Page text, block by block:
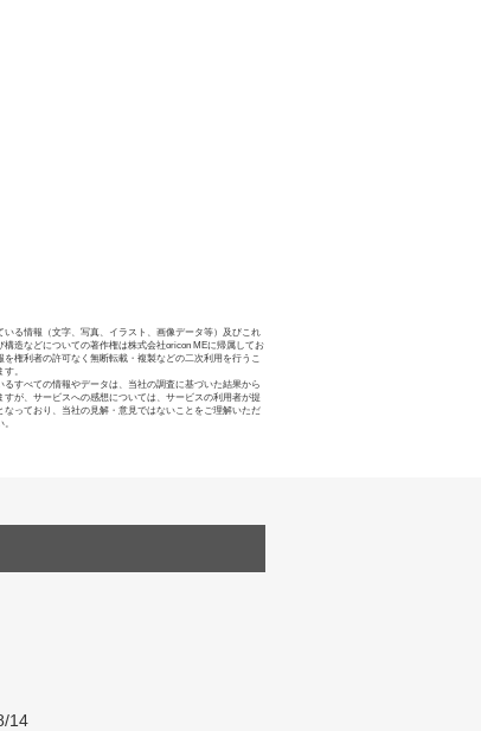
いる情報（文字、写真、イラスト、画像データ等）及びこれ
構造などについての著作権は株式会社oricon MEに帰属してお
を権利者の許可なく無断転載・複製などの二次利用を行うこ
。
るすべての情報やデータは、当社の調査に基づいた結果から
すが、サービスへの感想については、サービスの利用者が提
なっており、当社の見解・意見ではないことをご理解いただ
14